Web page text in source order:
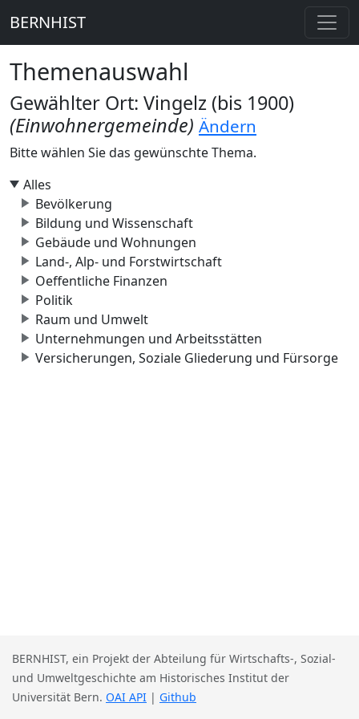
BERNHIST
Themenauswahl
Gewählter Ort: Vingelz (bis 1900)
(Einwohnergemeinde) Ändern
Bitte wählen Sie das gewünschte Thema.
Alles
Bevölkerung
Bildung und Wissenschaft
Gebäude und Wohnungen
Land-, Alp- und Forstwirtschaft
Oeffentliche Finanzen
Politik
Raum und Umwelt
Unternehmungen und Arbeitsstätten
Versicherungen, Soziale Gliederung und Fürsorge
BERNHIST, ein Projekt der Abteilung für Wirtschafts-, Sozial-
und Umweltgeschichte am Historisches Institut der
Universität Bern. OAI API | Github